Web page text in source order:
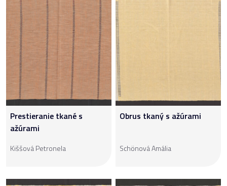
Prestieranie tkané s
ažúrami
Kiššová Petronela
Obrus tkaný s ažúrami
Schönová Amália